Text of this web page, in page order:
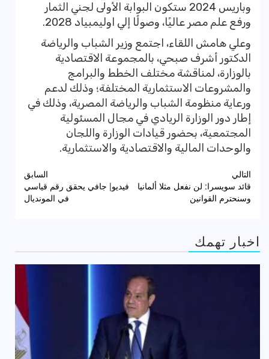
وباريس 2024 ستكون البوابة الأولى لجني الثمار
ورفع علم مصر عاليًا، وصولًا إلي اوليمبياد 2028.
وعلي هامش اللقاء، اجتمع وزير الشباب والرياضة
الدكتور أشرف صبحي، بالمجموعة الاقتصادية
بالوزارة، لمناقشة مختلف الخطط والبرامج
والمشروعات الاستثمارية المختلفة؛ وذلك لدعم
ورعاية منظومة الشباب والرياضة المصرية، وذلك في
إطار دور الوزارة الريادي في مجال المسئولية
المجتمعية، بحضور قيادات الوزارة واللجان
والوحدات المالية والاقتصادية والاستثمارية.
تصفّح
المقالات
السابق
فيديو| جافي يحقق رقم قياسي
في المونديال
التالي
قائد سويسرا: لن نفعل مثلا ألمانيا
وسنحترم القوانين
اخبار تهمك